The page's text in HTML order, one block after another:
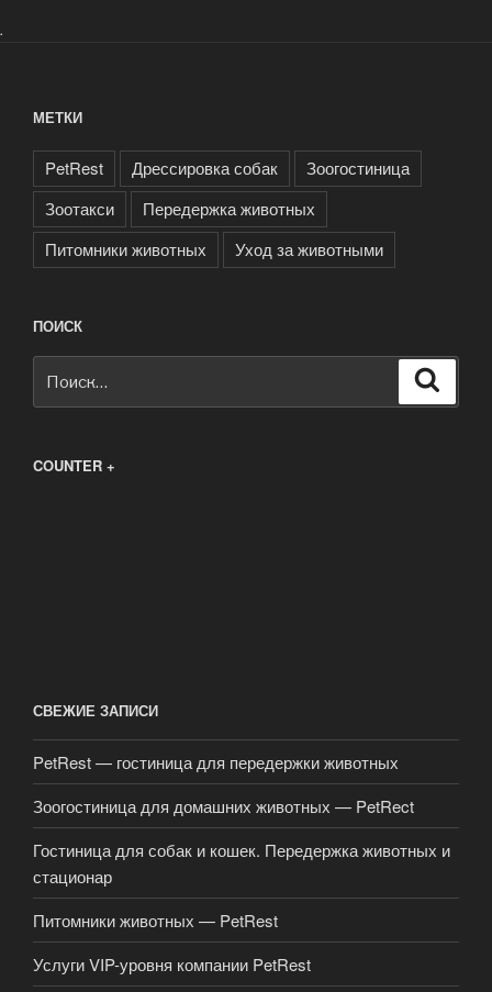
.
МЕТКИ
PetRest Дрессировка собак
Зоогостиница
Зоотакси
Передержка животных
Питомники животных
Уход за животными
ПОИСК
COUNTER +
СВЕЖИЕ ЗАПИСИ
PetRest — гостиница для передержки животных
Зоогостиница для домашних животных — PetRect
Гостиница для собак и кошек. Передержка животных и
стационар
Питомники животных — PetRest
Услуги VIP-уровня компании PetRest